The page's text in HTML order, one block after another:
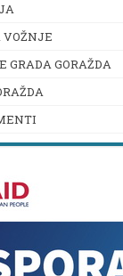
VOŽNJE
GRADA GORAŽDA